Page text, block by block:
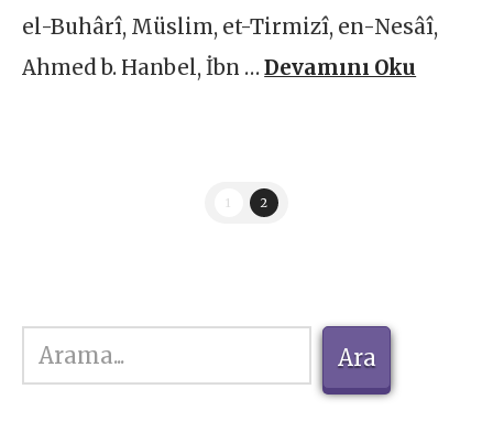
el-Buhârî, Müslim, et-Tirmizî, en-Nesâî,
Ahmed b. Hanbel, İbn …Devamını Oku
1 2
Ara
Ara